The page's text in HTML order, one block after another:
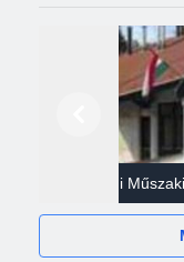
Gazdasági